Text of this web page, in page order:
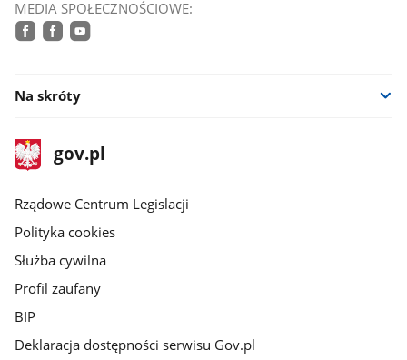
MEDIA SPOŁECZNOŚCIOWE:
Na skróty
stopka
gov.plStrona
gov.pl
Rządowe Centrum Legislacji
Polityka cookies
Służba cywilna
Profil zaufany
BIP
Deklaracja dostępności serwisu Gov.pl